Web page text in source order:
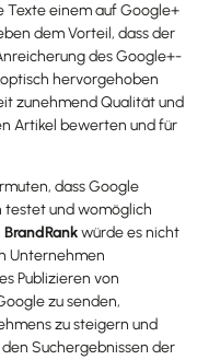
Texte einem auf Google+
dem Vorteil, dass der
des Google+-
hervorgehoben
zunehmend Qualität und
Artikel bewerten und für
dass Google
testet und womöglich
BrandRankwürde es nicht
Unternehmen
Publizieren von
zu senden,
zu steigern und
Suchergebnissen der